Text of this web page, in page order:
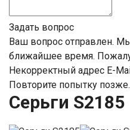
Задать вопрос
Ваш вопрос отправлен.
ближайшее время.
Некорректный адрес E-
Повторите попытку позже.
Серьги S2185